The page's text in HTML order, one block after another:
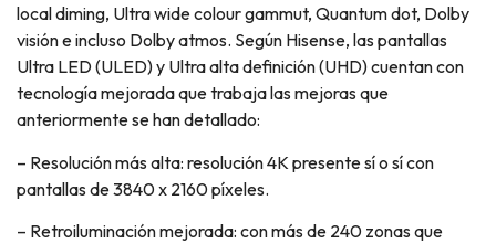
local diming, Ultra wide colour gammut, Quantum dot, Dolby
visión e incluso Dolby atmos. Según Hisense, las pantallas
Ultra LED (ULED) y Ultra alta definición (UHD) cuentan con
tecnología mejorada que trabaja las mejoras que
anteriormente se han detallado:
– Resolución más alta: resolución 4K presente sí o sí con
pantallas de 3840 x 2160 píxeles.
– Retroiluminación mejorada: con más de 240 zonas que